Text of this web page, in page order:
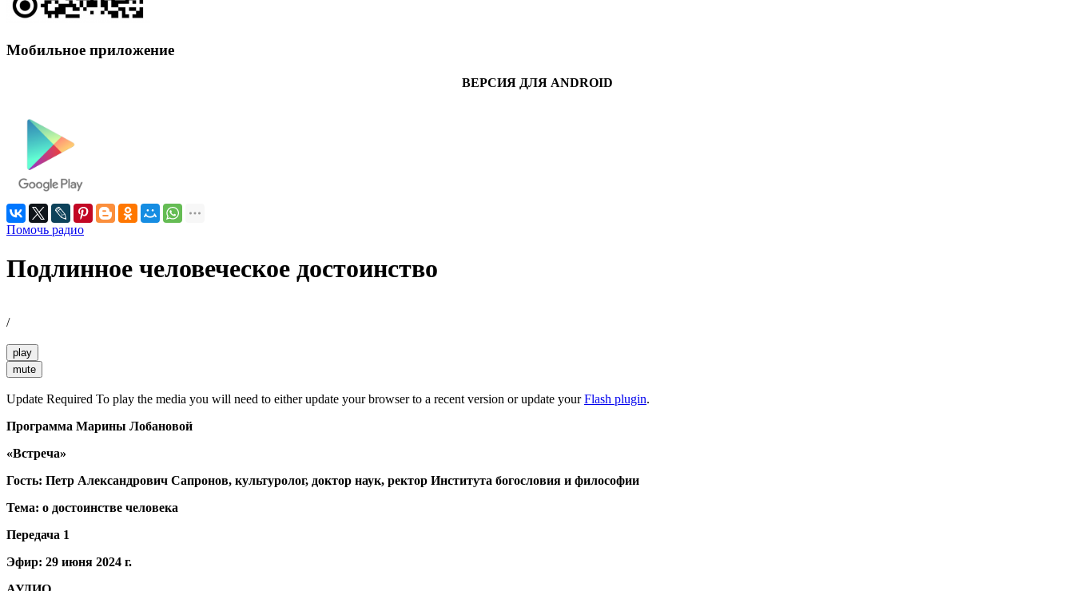
Мобильное приложение
ВЕРСИЯ ДЛЯ ANDROID
Помочь радио
Подлинное человеческое достоинство
/
play
mute
Update Required To play the media you will need to either update your browser to a recent version or update yourFlash plugin.
Программа Марины Лобановой
«Встреча»
Гость: Петр Александрович Сапронов, культуролог, доктор наук, ректор Института богословия и философии
Тема: о достоинстве человека
Передача 1
Эфир: 29 июня 2024 г.